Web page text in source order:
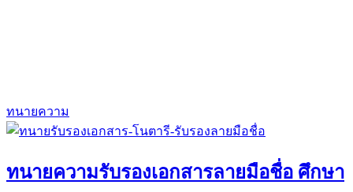
ทนายความ
ทนายความรับรองเอกสารลายมือชื่อ ศึกษา